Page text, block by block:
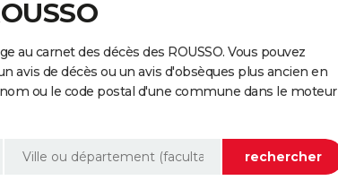
au carnet des décès des ROUSSO. Vous pouvez
avis de décès ou un avis d'obsèques plus ancien en
ou le code postal d'une commune dans le moteur